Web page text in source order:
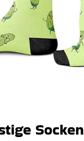
Socken